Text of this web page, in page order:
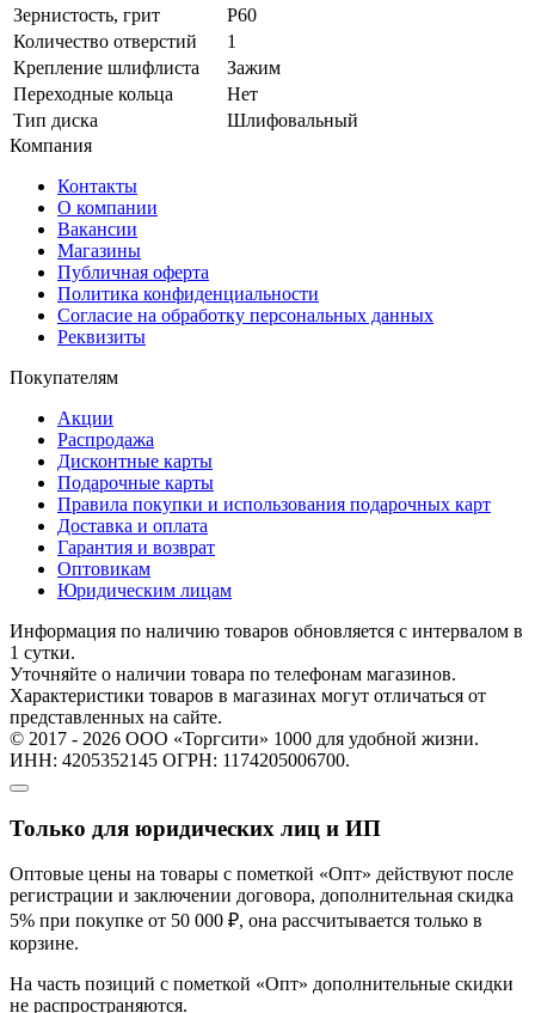
Зернистость, грит
P60
Количество отверстий
1
Крепление шлифлиста
Зажим
Переходные кольца
Нет
Тип диска
Шлифовальный
Компания
Контакты
О компании
Вакансии
Магазины
Публичная оферта
Политика конфиденциальности
Согласие на обработку персональных данных
Реквизиты
Покупателям
Акции
Распродажа
Дисконтные карты
Подарочные карты
Правила покупки и использования подарочных карт
Доставка и оплата
Гарантия и возврат
Оптовикам
Юридическим лицам
Информация по наличию товаров обновляется с интервалом в
1 сутки.
Уточняйте о наличии товара по телефонам магазинов.
Характеристики товаров в магазинах могут отличаться от
представленных на сайте.
© 2017 - 2026 ООО «Торгсити» 1000 для удобной жизни.
ИНН: 4205352145 ОГРН: 1174205006700.
Только для юридических лиц и ИП
Оптовые цены на товары с пометкой «Опт» действуют после
регистрации и заключении договора, дополнительная скидка
5% при покупке от 50 000 ₽, она рассчитывается только в
корзине.
На часть позиций с пометкой «Опт» дополнительные скидки
не распространяются.